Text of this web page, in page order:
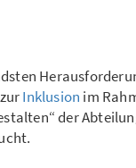
Inklusion im
der